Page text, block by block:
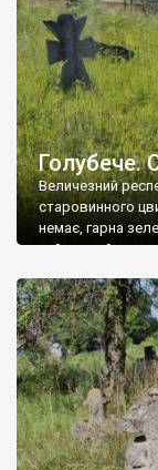
Голубече.
Величезний
старовинного
немає, гарна
найкращий
бруньками, кози
делікатес. На
різноманітних